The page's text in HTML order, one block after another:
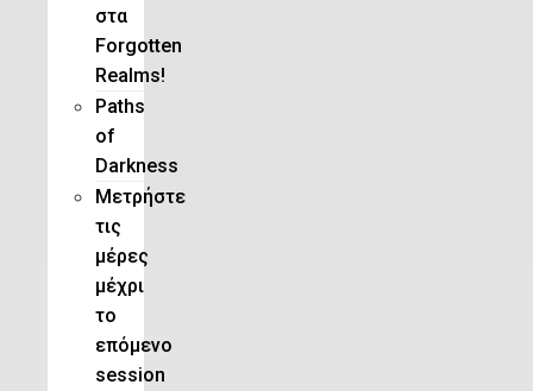
στα
Forgotten
Realms!
Paths
of
Darkness
Μετρήστε
τις
μέρες
μέχρι
το
επόμενο
session